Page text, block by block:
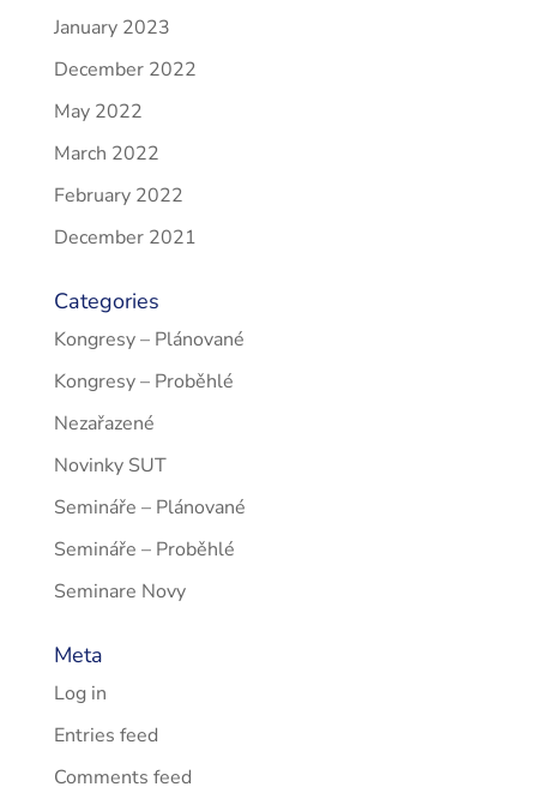
January 2023
December 2022
May 2022
March 2022
February 2022
December 2021
Categories
Kongresy – Plánované
Kongresy – Proběhlé
Nezařazené
Novinky SUT
Semináře – Plánované
Semináře – Proběhlé
Seminare Novy
Meta
Log in
Entries feed
Comments feed